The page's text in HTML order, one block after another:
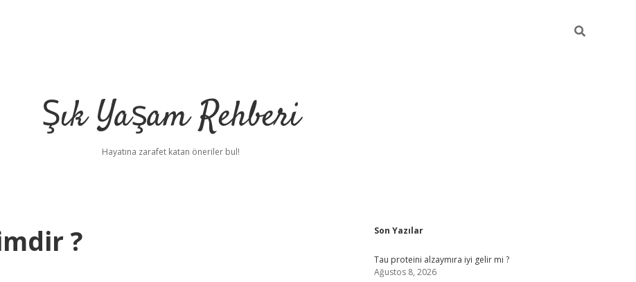
Şık Yaşam Rehberi
Hayatına zarafet katan öneriler bul!
? Sidebar
Son Yazılar
Tau proteini alzaymıra iyi gelir mi ?
Ağustos 8, 2026